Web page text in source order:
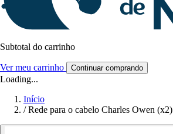
Subtotal do carrinho
Ver meu carrinho Continuar comprando
Loading...
Início
/ Rede para o cabelo Charles Owen (x2)